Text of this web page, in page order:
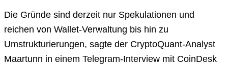
Die Gründe sind derzeit nur Spekulationen und
reichen von Wallet-Verwaltung bis hin zu
Umstrukturierungen, sagte der CryptoQuant-Analyst
Maartunn in einem Telegram-Interview mit CoinDesk